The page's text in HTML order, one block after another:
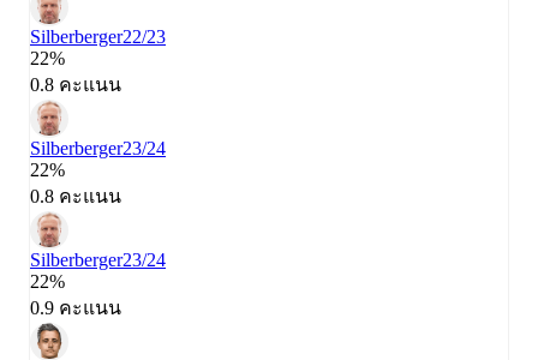
Silberberger22/23
22%
0.8 คะแนน
Silberberger23/24
22%
0.8 คะแนน
Silberberger23/24
22%
0.9 คะแนน